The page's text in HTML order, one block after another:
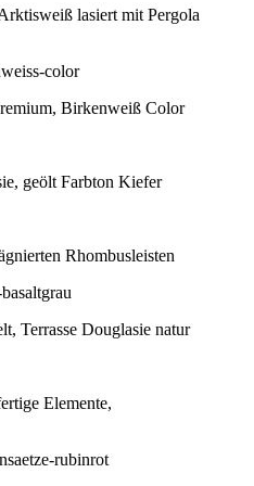
lasiert mit Pergola
Birkenweiß Color
geölt Farbton Kiefer
Rhombusleisten
Terrasse Douglasie natur
Elemente,